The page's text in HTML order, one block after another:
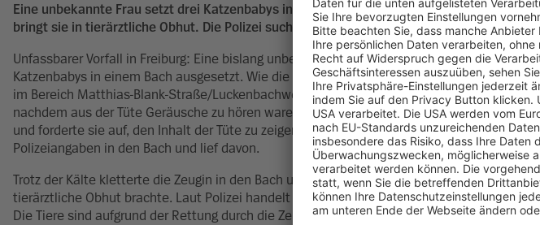
Eine unbekannte Frau setzt drei Katzenbabys in einem Bach im Freiburger Stadtteil
bringt sie in tierärztliche Obhut. Die Polizei sucht nach der Frau.
Unfassbarer Vorfall in Freiburg: Eine bislang unbekannte Frau hat am Donnerstagabend im
Katzenbabys in einem Bach ausgesetzt. Wie die Polizei mitteilt, kam es dazu am
im Bereich Matthias-Blank-Straße/Luckenbachweg. Eine Zeugin beobachtete, wie die Frau
nachdem aus der Tüte Geräusche zu hören waren, die auf lebende Tiere schließen ließen.
und forderte sie auf, den Inhalt der Tüte zu zeigen. Daraufhin entfernte sich die Frau
Polizeiangaben in den Bach und lief davon.
Trotz der Kälte kletterte die Zeugin in den Bach und rettete die Tüte. Darin befanden sich
tierärztliche Obhut brachte. Laut Polizei handelt es sich möglicherweise um sogenannte
Die Tiere sind aufgrund der Rettung durch die Zeugin und der tierärztlichen Versorgung